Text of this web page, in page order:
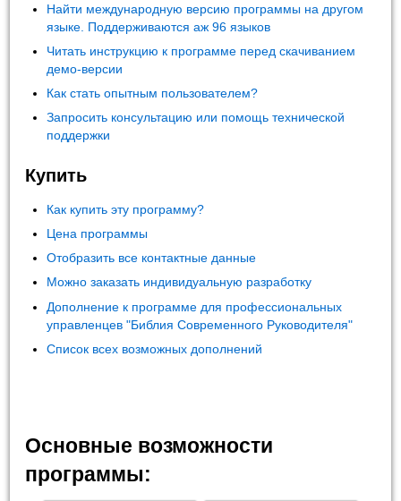
Найти международную версию программы на другом
языке. Поддерживаются аж 96 языков
Читать инструкцию к программе перед скачиванием
демо-версии
Как стать опытным пользователем?
Запросить консультацию или помощь технической
поддержки
Купить
Как купить эту программу?
Цена программы
Отобразить все контактные данные
Можно заказать индивидуальную разработку
Дополнение к программе для профессиональных
управленцев "Библия Современного Руководителя"
Список всех возможных дополнений
Основные возможности
программы: